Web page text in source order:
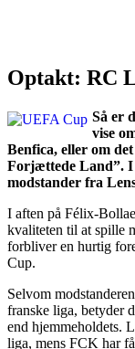
Optakt: RC
Så er
vise
Benfica, eller om
Forjættede Land”. I
modstander fra
I aften på Félix-
kvaliteten til at spille
forbliver en hurtig
Cup.
Selvom
franske liga, betyder
end hjemmeholdets.
liga, mens FCK har